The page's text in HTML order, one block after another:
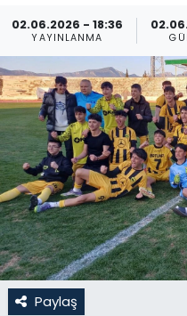
02.06.2026 - 18:36
YAYINLANMA
Paylaş
Güncel
Gündem
KKTC
KKTC YEREL
Kültür Sanat
Magazin
Moda